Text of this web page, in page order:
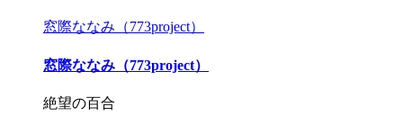
窓際ななみ（773project）
窓際ななみ（773project）
絶望の百合